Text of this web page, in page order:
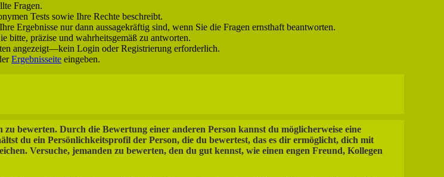
Fragen.
Tests sowie Ihre Rechte beschreibt.
Ergebnisse nur dann aussagekräftig sind, wenn Sie die Fragen ernsthaft beantworten.
bitte, präzise und wahrheitsgemäß zu antworten.
angezeigt—kein Login oder Registrierung erforderlich.
Ergebnisseite eingeben.
bewerten. Durch die Bewertung einer anderen Person kannst du möglicherweise eine
du ein Persönlichkeitsprofil der Person, die du bewertest, das es dir ermöglicht, dich mit
Versuche, jemanden zu bewerten, den du gut kennst, wie einen engen Freund, Kollegen